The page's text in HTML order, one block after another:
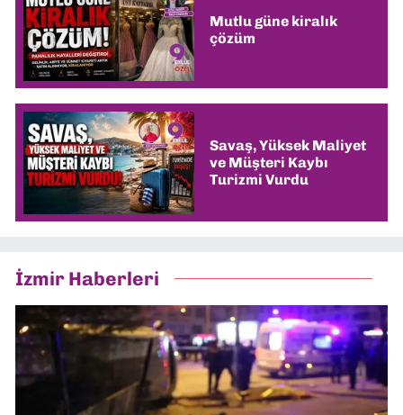
Mutlu güne kiralık
çözüm
Savaş, Yüksek Maliyet
ve Müşteri Kaybı
Turizmi Vurdu
İzmir Haberleri